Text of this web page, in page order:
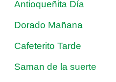
Antioqueñita Día
Dorado Mañana
Cafeterito Tarde
Saman de la suerte